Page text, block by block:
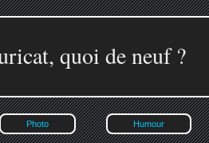
quoi de neuf ?
Photo Humour